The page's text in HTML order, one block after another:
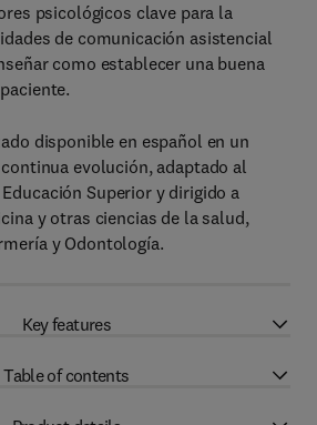
psicológicos clave para la
de comunicación asistencial
como establecer una buena
disponible en español en un
evolución, adaptado al
Superior y dirigido a
y otras ciencias de la salud,
y Odontología.
Key features
Table of contents